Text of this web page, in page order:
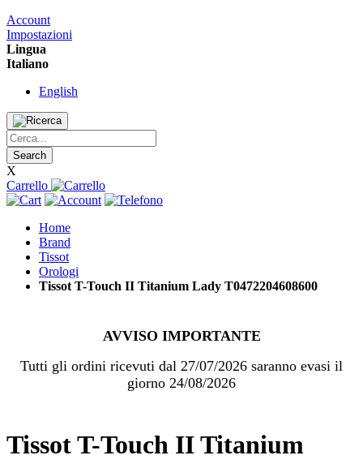
Account
Impostazioni
Lingua
Italiano
English
Search
X
Carrello
Home
Brand
Tissot
Orologi
Tissot T-Touch II Titanium Lady T0472204608600
AVVISO IMPORTANTE
Tutti gli ordini ricevuti dal 27/07/2026 saranno evasi il
giorno 24/08/2026
Tissot T-Touch II Titanium